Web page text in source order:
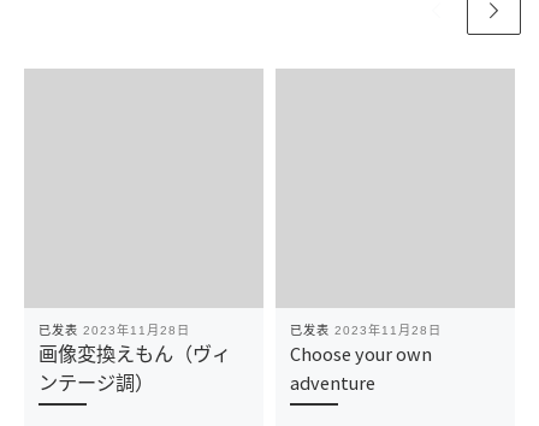
已发表 2023年11月28日
画像変換えもん（ヴィ
ンテージ調）
已发表 2023年11月28日
Choose your own
adventure